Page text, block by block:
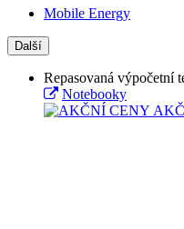
Mobile Energy
Další
Repasovaná výpočetní
Notebooky